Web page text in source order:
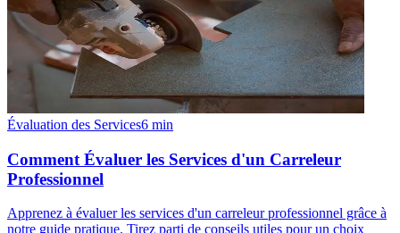
Évaluation des Services6 min
Comment Évaluer les Services d'un Carreleur
Professionnel
Apprenez à évaluer les services d'un carreleur professionnel grâce à
notre guide pratique. Tirez parti de conseils utiles pour un choix